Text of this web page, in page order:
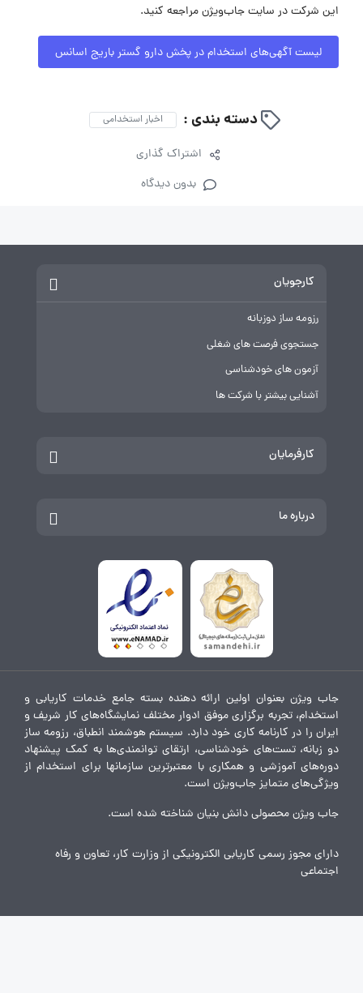
این شرکت در سایت جاب‌ویژن مراجعه کنید.
لیست آگهی‌های استخدام در پخش دارو گستر باریج اسانس
دسته بندی : اخبار استخدامی
اشتراک گذاری
بدون دیدگاه
کارجویان
رزومه ساز دوزبانه
جستجوی فرصت های شغلی
آزمون های خودشناسی
آشنایی بیشتر با شرکت ها
کارفرمایان
درباره ما
جاب ویژن بعنوان اولین ارائه دهنده بسته جامع خدمات کاریابی و
استخدام، تجربه برگزاری موفق ادوار مختلف نمایشگاه‌های کار شریف و
ایران را در کارنامه کاری خود دارد. سیستم هوشمند انطباق، رزومه ساز
دو زبانه، تست‌های خودشناسی، ارتقای توانمندی‌ها به کمک پیشنهاد
دوره‌های آموزشی و همکاری با معتبرترین سازمانها برای استخدام از
ویژگی‌های متمایز جاب‌ویژن است.
جاب ویژن محصولی دانش بنیان شناخته شده است.
دارای مجوز رسمی کاریابی الکترونیکی از وزارت کار، تعاون و رفاه
اجتماعی